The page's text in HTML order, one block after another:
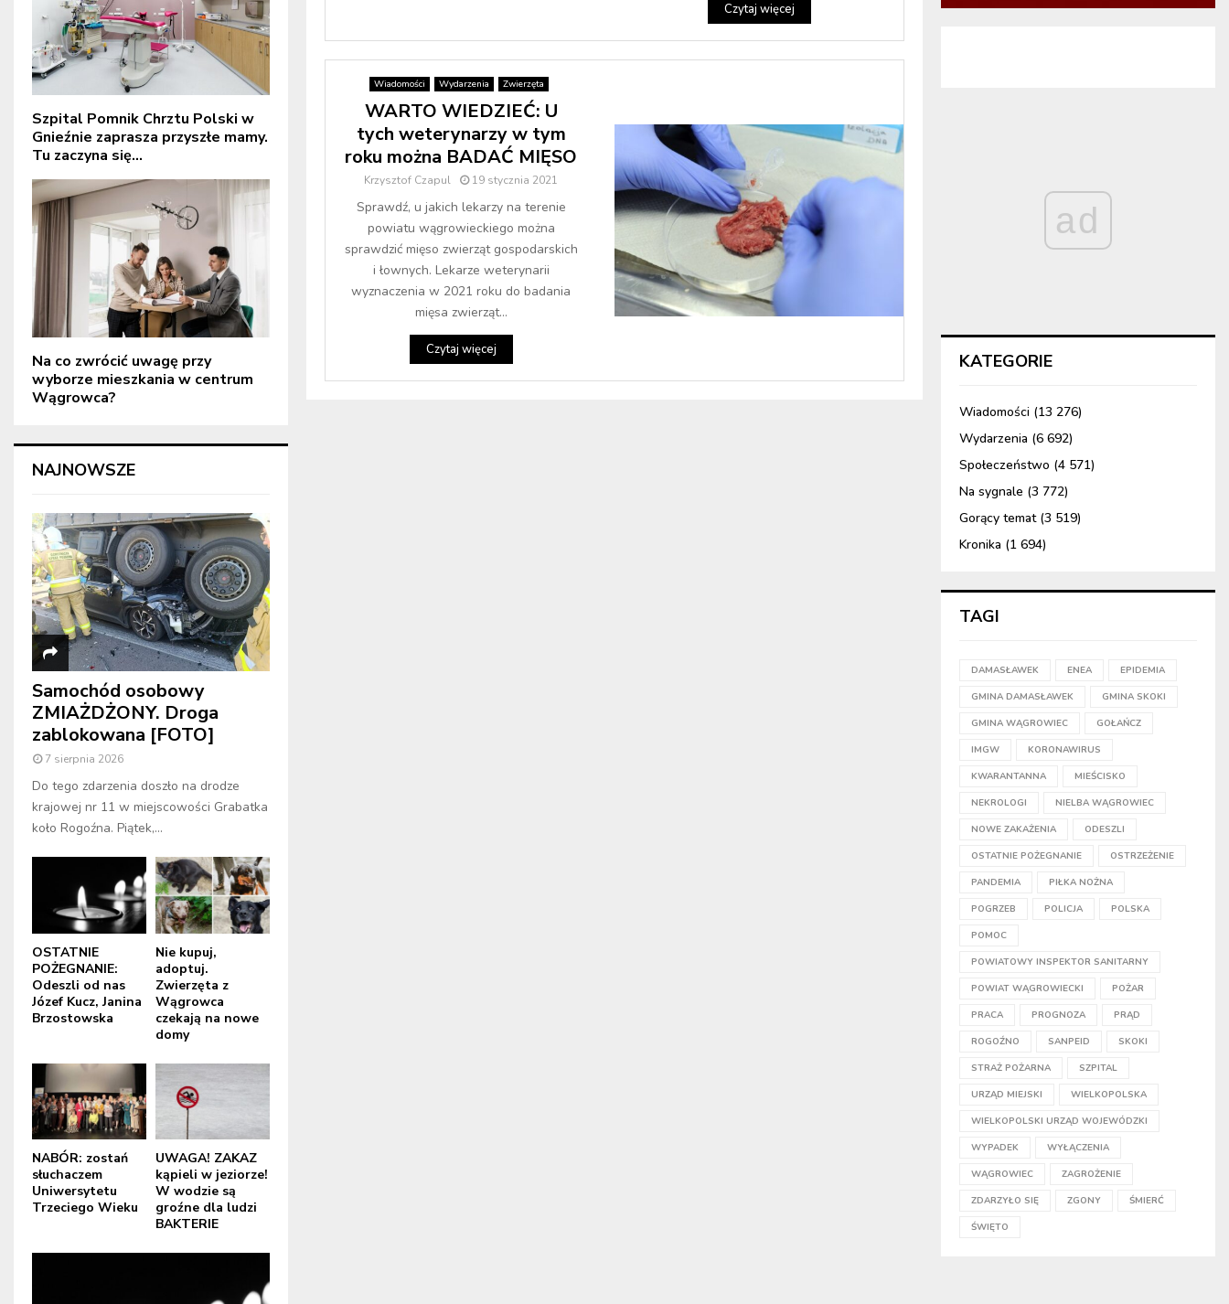
Czytaj więcej
Wiadomości Wydarzenia Zwierzęta
WARTO WIEDZIEĆ: U
tych weterynarzy w tym
roku można BADAĆ MIĘSO
Krzysztof Czapul 19 stycznia 2021
Sprawdź, u jakich lekarzy na terenie
powiatu wągrowieckiego można
sprawdzić mięso zwierząt gospodarskich
i łownych. Lekarze weterynarii
wyznaczenia w 2021 roku do badania
mięsa zwierząt...
Czytaj więcej
Szpital Pomnik Chrztu Polski w
Gnieźnie zaprasza przyszłe mamy.
Tu zaczyna się...
Na co zwrócić uwagę przy
wyborze mieszkania w centrum
Wągrowca?
NAJNOWSZE
Samochód osobowy
ZMIAŻDŻONY. Droga
zablokowana [FOTO]
7 sierpnia 2026
Do tego zdarzenia doszło na drodze
krajowej nr 11 w miejscowości Grabatka
koło Rogoźna. Piątek,...
OSTATNIE
POŻEGNANIE:
Odeszli od nas
Józef Kucz, Janina
Brzostowska
Nie kupuj,
adoptuj.
Zwierzęta z
Wągrowca
czekają na nowe
domy
NABÓR: zostań
słuchaczem
Uniwersytetu
Trzeciego Wieku
UWAGA! ZAKAZ
kąpieli w jeziorze!
W wodzie są
groźne dla ludzi
BAKTERIE
ad
KATEGORIE
Wiadomości (13 276)
Wydarzenia (6 692)
Społeczeństwo (4 571)
Na sygnale (3 772)
Gorący temat(3 519)
Kronika (1 694)
TAGI
DAMASŁAWEK ENEA EPIDEMIA
GMINA DAMASŁAWEK GMINA SKOKI
GMINA WĄGROWIEC GOŁAŃCZ
IMGW KORONAWIRUS
KWARANTANNA MIEŚCISKO
NEKROLOGI NIELBA WĄGROWIEC
NOWE ZAKAŻENIA ODESZLI
OSTATNIE POŻEGNANIE OSTRZEŻENIE
PANDEMIA PIŁKA NOŻNA
POGRZEB POLICJA POLSKA
POMOC
POWIATOWY INSPEKTOR SANITARNY
POWIAT WĄGROWIECKI POŻAR
PRACA PROGNOZA PRĄD
ROGOŹNO SANPEID SKOKI
STRAŻ POŻARNA SZPITAL
URZĄD MIEJSKI WIELKOPOLSKA
WIELKOPOLSKI URZĄD WOJEWÓDZKI
WYPADEK WYŁĄCZENIA
WĄGROWIEC ZAGROŻENIE
ZDARZYŁO SIĘ ZGONY ŚMIERĆ
ŚWIĘTO